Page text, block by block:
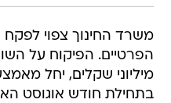
משרד החינוך צפוי לפקח
הפרטיים. הפיקוח על
מיליוני שקלים, יחל
בתחילת חודש אוגוסט